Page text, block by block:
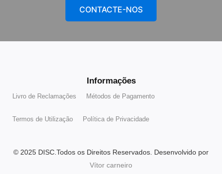
CONTACTE-NOS
Informações
Livro de Reclamações Métodos de Pagamento
Termos de Utilização Política de Privacidade
© 2025 DISC.Todos os Direitos Reservados. Desenvolvido por
Vítor carneiro